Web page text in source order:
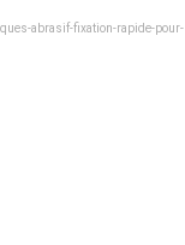
abrasif-fixation-rapide-pour-